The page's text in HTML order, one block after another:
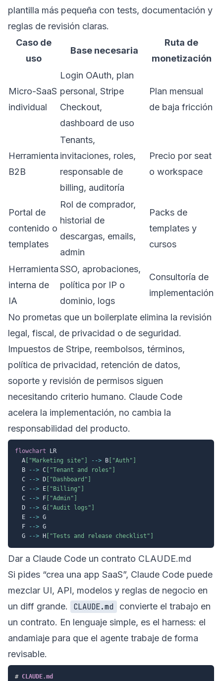
plantilla más pequeña con tests, documentación y
reglas de revisión claras.
Caso de
uso
Base necesaria
Ruta de
monetización
Micro-SaaS
individual
Login OAuth, plan
personal, Stripe
Checkout,
dashboard de uso
Plan mensual
de baja fricción
Herramienta
B2B
Tenants,
invitaciones, roles,
responsable de
billing, auditoría
Precio por seat
o workspace
Portal de
contenido o
templates
Rol de comprador,
historial de
descargas, emails,
admin
Packs de
templates y
cursos
Herramienta
interna de
IA
SSO, aprobaciones,
política por IP o
dominio, logs
Consultoría de
implementación
No prometas que un boilerplate elimina la revisión
legal, fiscal, de privacidad o de seguridad.
Impuestos de Stripe, reembolsos, términos,
política de privacidad, retención de datos,
soporte y revisión de permisos siguen
necesitando criterio humano. Claude Code
acelera la implementación, no cambia la
responsabilidad del producto.
flowchart LR
  A
["Marketing site"] --> B ["Auth"]
  B
--> C ["Tenant and roles"]
  C
--> D ["Dashboard"]
  C
--> E ["Billing"]
  C
--> F ["Admin"]
  D
--> G ["Audit logs"]
  E
--> G
  F
--> G
  G
--> H ["Tests and release checklist"]
Dar a Claude Code un contrato CLAUDE.md
Si pides “crea una app SaaS”, Claude Code puede
mezclar UI, API, modelos y reglas de negocio en
un diff grande.
CLAUDE.md
convierte el trabajo en
un contrato. En lenguaje simple, es el harness: el
andamiaje para que el agente trabaje de forma
revisable.
# CLAUDE.md